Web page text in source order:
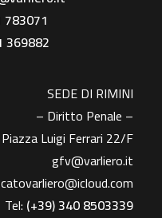
783071
369882
SEDE DI RIMINI
– Diritto Penale –
Piazza Luigi Ferrari 22/F
gfv@varliero.it
Tel: (+39) 340 8503339